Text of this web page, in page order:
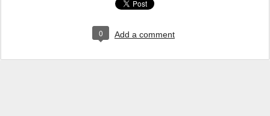
0 Add a comment